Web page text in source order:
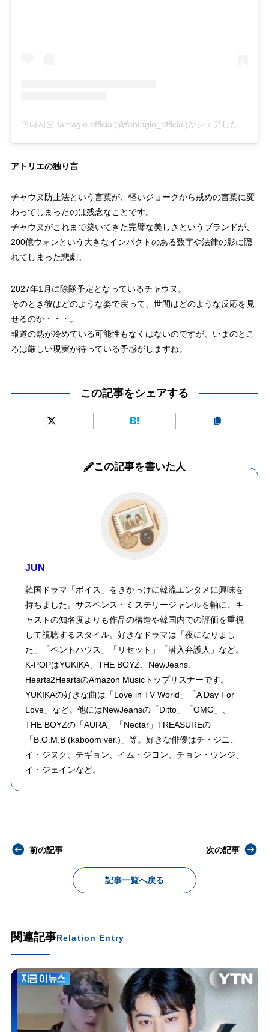
판타지오 fantagio official(@fantagio_official)がシェアした投稿
アトリエの独り言
チャウヌ防止法という言葉が、軽いジョークから戒めの言葉に変
わってしまったのは残念なことです。
チャウヌがこれまで築いてきた完璧な美しさというブランドが、
200億ウォンという大きなインパクトのある数字や法律の影に隠
れてしまった悲劇。
2027年1月に除隊予定となっているチャウヌ。
そのとき彼はどのような姿で戻って、世間はどのような反応を見
せるのか・・・。
報道の熱が冷めている可能性もなくはないのですが、いまのとこ
ろは厳しい現実が待っている予感がしますね。
この記事をシェアする
この記事を書いた人
JUN
韓国ドラマ「ボイス」をきかっけに韓流エンタメに興味を
持ちました。サスペンス・ミステリージャンルを軸に、キ
ャストの知名度よりも作品の構造や韓国内での評価を重視
して視聴するスタイル。好きなドラマは「夜になりまし
た」「ペントハウス」「リセット」「潜入弁護人」など。
K-POPはYUKIKA、THE BOYZ、NewJeans、
Hearts2HeartsのAmazon Musicトップリスナーです。
YUKIKAの好きな曲は「Love in TV World」「A Day For
Love」など。他にはNewJeansの「Ditto」「OMG」、
THE BOYZの「AURA」「Nectar」TREASUREの
「B.O.M.B (kaboom ver.)」等。好きな俳優はチ・ジニ、
イ・ジヌク、テギョン、イム・ジヨン、チョン・ウンジ、
イ・ジェインなど。
前の記事
記事一覧へ戻る
次の記事
関連記事Relation Entry